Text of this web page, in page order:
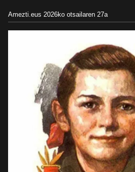
Amezti.eus 2026ko otsailaren 27a